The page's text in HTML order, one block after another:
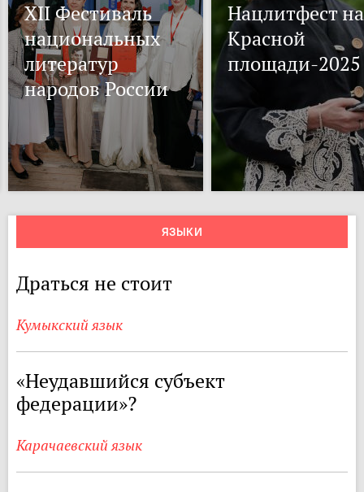
XII Фестиваль
национальных
литератур
народов России
Нацлитфест на
Красной
площади-2025
ЯЗЫКИ
Драться не стоит
Кумыкский язык
«Неудавшийся субъект
федерации»?
Карачаевский язык